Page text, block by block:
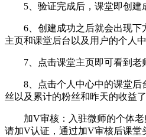
5、验证完成后，课堂即创建
6、创建成功之后就会出现
主页和课堂后台以及用户的个人
7、点击课堂主页即可看到老
8、点击个人中心中的课堂
丝以及累计的粉丝和昨天的收益了
加V审核：入驻微师的个体
请加V认证，通过加V审核后课堂